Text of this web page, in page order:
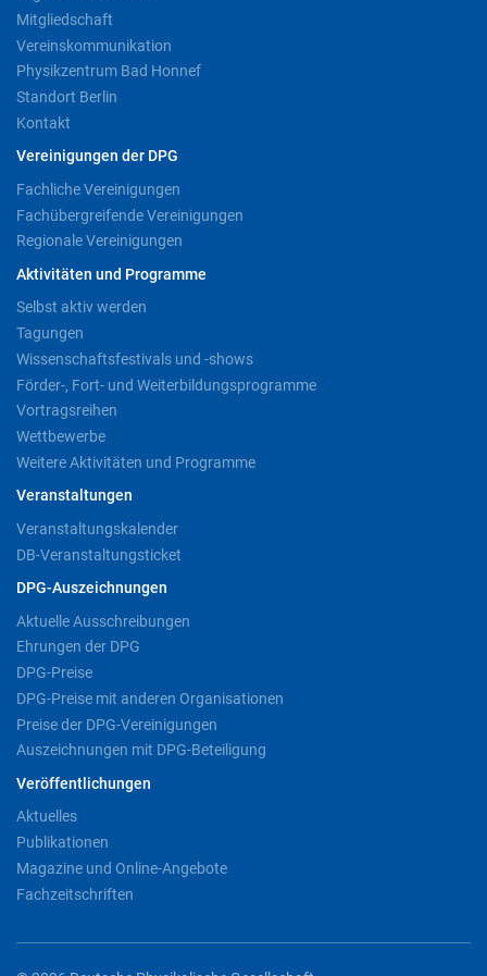
Mitgliedschaft
Vereinskommunikation
Physikzentrum Bad Honnef
Standort Berlin
Kontakt
Vereinigungen der DPG
Fachliche Vereinigungen
Fachübergreifende Vereinigungen
Regionale Vereinigungen
Aktivitäten und Programme
Selbst aktiv werden
Tagungen
Wissenschaftsfestivals und -shows
Förder-, Fort- und Weiterbildungsprogramme
Vortragsreihen
Wettbewerbe
Weitere Aktivitäten und Programme
Veranstaltungen
Veranstaltungskalender
DB-Veranstaltungsticket
DPG-Auszeichnungen
Aktuelle Ausschreibungen
Ehrungen der DPG
DPG-Preise
DPG-Preise mit anderen Organisationen
Preise der DPG-Vereinigungen
Auszeichnungen mit DPG-Beteiligung
Veröffentlichungen
Aktuelles
Publikationen
Magazine und Online-Angebote
Fachzeitschriften